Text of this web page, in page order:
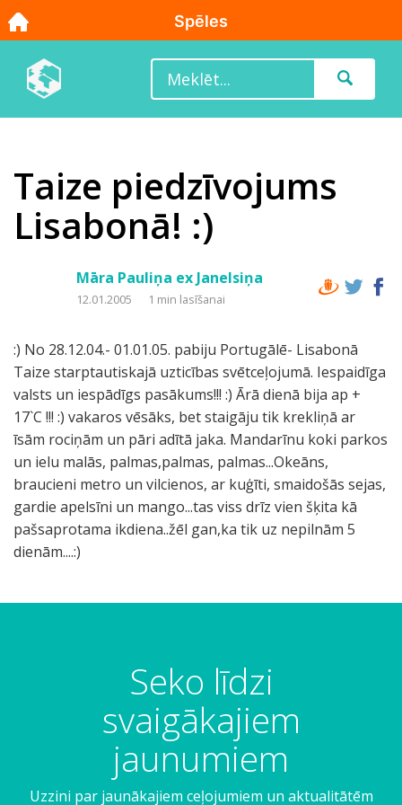
Taize piedzīvojums
Lisabonā! :)
Māra Pauliņa ex Janelsiņa
12.01.2005 1 min lasīšanai
:) No 28.12.04.- 01.01.05. pabiju Portugālē- Lisabonā
Taize starptautiskajā uzticības svētceļojumā. Iespaidīga
valsts un iespādīgs pasākums!!! :) Ārā dienā bija ap +
17`C !!! :) vakaros vēsāks, bet staigāju tik krekliņā ar
īsām rociņām un pāri adītā jaka. Mandarīnu koki parkos
un ielu malās, palmas,palmas, palmas...Okeāns,
braucieni metro un vilcienos, ar kuģīti, smaidošās sejas,
gardie apelsīni un mango...tas viss drīz vien šķita kā
pašsaprotama ikdiena..žēl gan,ka tik uz nepilnām 5
dienām....:)
Seko līdzi
svaigākajiem
jaunumiem
Uzzini par jaunākajiem ceļojumiem un aktualitātēm